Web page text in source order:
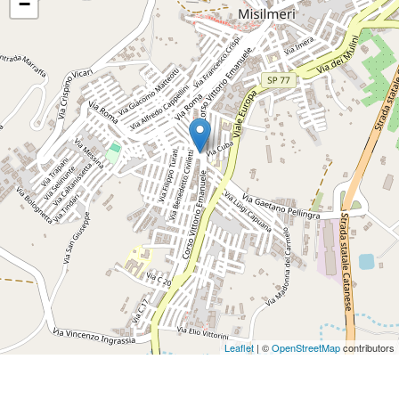
Leaflet | ©OpenStreetMapcontributors